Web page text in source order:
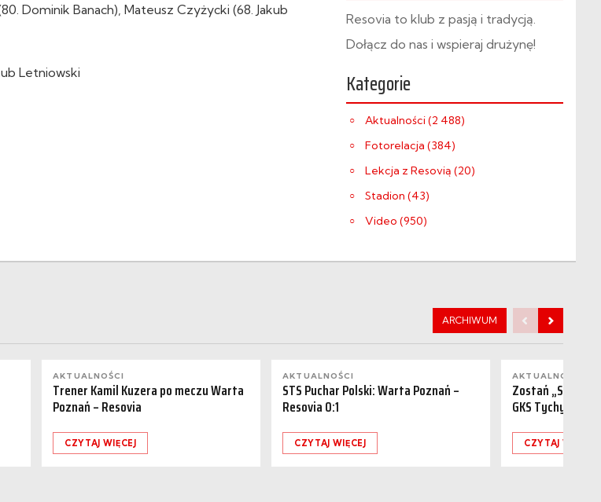
Dominik Banach), Mateusz Czyżycki (68. Jakub
Letniowski
Resovia to klub z pasją i tradycją.
Dołącz do nas i wspieraj drużynę!
Kategorie
Aktualności (2 488)
Fotorelacja (384)
Lekcja z Resovią (20)
Stadion (43)
Video (950)
ARCHIWUM
AKTUALNOŚCI
Trener Kamil Kuzera po meczu Warta
Poznań – Resovia
CZYTAJ WIĘCEJ
AKTUALNOŚCI
STS Puchar Polski: Warta Poznań –
Resovia 0:1
CZYTAJ WIĘCEJ
AKTUALNOŚCI
Zostań
GKS Tychy
CZYTAJ WIĘCEJ